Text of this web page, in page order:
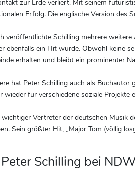
zur Erde verliert. Mit seinem
Erfolg. Die englische Version des
veröffentlichte Schilling mehrere
ebenfalls ein Hit wurde. Obwohl keine
erhalten und bleibt ein prominenter
hat Peter Schilling auch als
wieder für verschiedene soziale Projekte
Vertreter der deutschen Musik
Sein größter Hit, „Major Tom (völlig
Schilling bei